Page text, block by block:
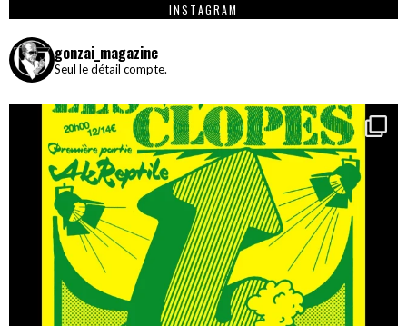
INSTAGRAM
gonzai_magazine
Seul le détail compte.